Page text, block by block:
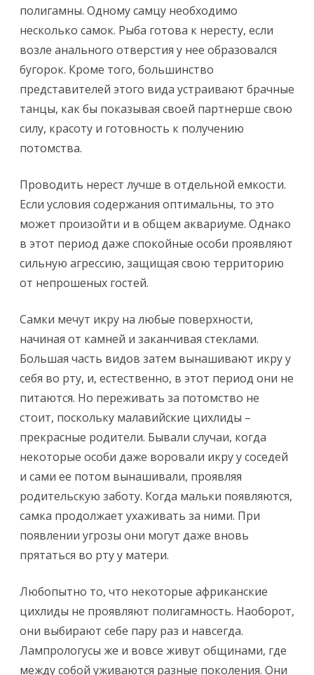
полигамны. Одному самцу необходимо
несколько самок. Рыба готова к нересту, если
возле анального отверстия у нее образовался
бугорок. Кроме того, большинство
представителей этого вида устраивают брачные
танцы, как бы показывая своей партнерше свою
силу, красоту и готовность к получению
потомства.
Проводить нерест лучше в отдельной емкости.
Если условия содержания оптимальны, то это
может произойти и в общем аквариуме. Однако
в этот период даже спокойные особи проявляют
сильную агрессию, защищая свою территорию
от непрошеных гостей.
Самки мечут икру на любые поверхности,
начиная от камней и заканчивая стеклами.
Большая часть видов затем вынашивают икру у
себя во рту, и, естественно, в этот период они не
питаются. Но переживать за потомство не
стоит, поскольку малавийские цихлиды –
прекрасные родители. Бывали случаи, когда
некоторые особи даже воровали икру у соседей
и сами ее потом вынашивали, проявляя
родительскую заботу. Когда мальки появляются,
самка продолжает ухаживать за ними. При
появлении угрозы они могут даже вновь
прятаться во рту у матери.
Любопытно то, что некоторые африканские
цихлиды не проявляют полигамность. Наоборот,
они выбирают себе пару раз и навсегда.
Лампрологусы же и вовсе живут общинами, где
между собой уживаются разные поколения. Они